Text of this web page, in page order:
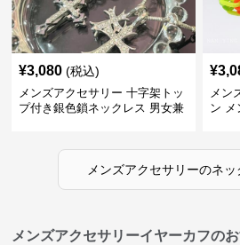
¥3,080 (税込)
メンズアクセサリー 十字架トッ
プ付き銀色鎖ネックレス 男女兼
¥
メン
ン メ
メンズアクセサリーのネッ
メンズアクセサリーイヤーカフの